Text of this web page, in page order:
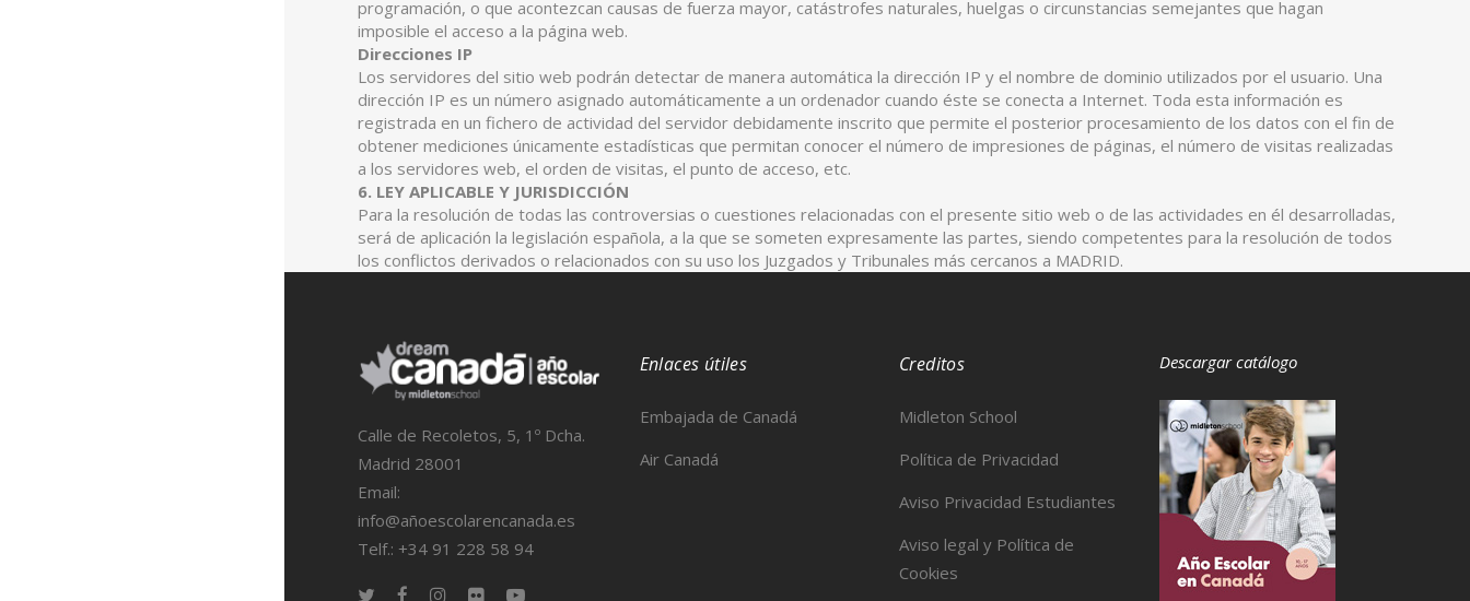
programación, o que acontezcan causas de fuerza mayor, catástrofes naturales, huelgas o circunstancias semejantes que hagan
imposible el acceso a la página web.
Direcciones IP
Los servidores del sitio web podrán detectar de manera automática la dirección IP y el nombre de dominio utilizados por el usuario. Una
dirección IP es un número asignado automáticamente a un ordenador cuando éste se conecta a Internet. Toda esta información es
registrada en un fichero de actividad del servidor debidamente inscrito que permite el posterior procesamiento de los datos con el fin de
obtener mediciones únicamente estadísticas que permitan conocer el número de impresiones de páginas, el número de visitas realizadas
a los servidores web, el orden de visitas, el punto de acceso, etc.
6. LEY APLICABLE Y JURISDICCIÓN
Para la resolución de todas las controversias o cuestiones relacionadas con el presente sitio web o de las actividades en él desarrolladas,
será de aplicación la legislación española, a la que se someten expresamente las partes, siendo competentes para la resolución de todos
los conflictos derivados o relacionados con su uso los Juzgados y Tribunales más cercanos a MADRID.
Calle de Recoletos, 5, 1º Dcha.
Madrid 28001
Email:
info@añoescolarencanada.es
Telf.: +34 91 228 58 94
Enlaces útiles
Embajada de Canadá
Air Canadá
Creditos
Midleton School
Política de Privacidad
Aviso Privacidad Estudiantes
Aviso legal y Política de
Cookies
Descargar catálogo